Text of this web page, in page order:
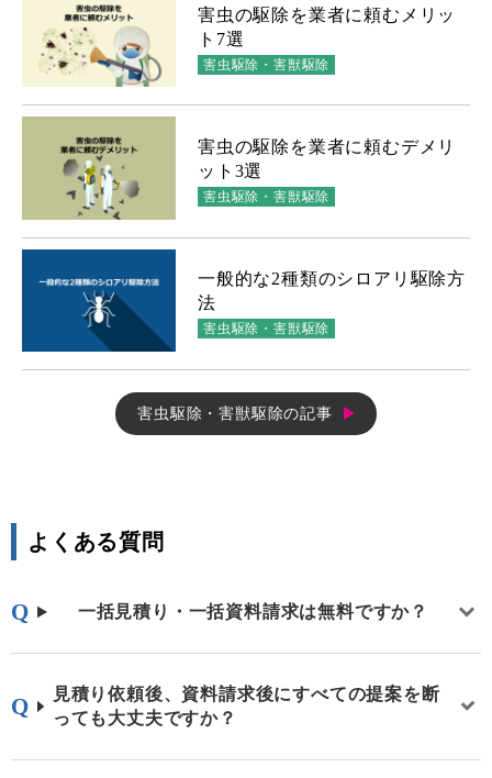
害虫の駆除を業者に頼むメリッ
ト7選
害虫駆除・害獣駆除
害虫の駆除を業者に頼むデメリ
ット3選
害虫駆除・害獣駆除
一般的な2種類のシロアリ駆除方
法
害虫駆除・害獣駆除
害虫駆除・害獣駆除の記事
よくある質問
一括見積り・一括資料請求は無料ですか？
見積り依頼後、資料請求後にすべての提案を断
っても大丈夫ですか？